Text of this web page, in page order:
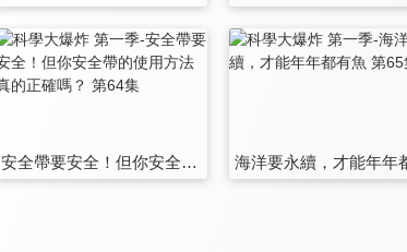
安全帶要安全！但你安全帶的使用方法真的正確嗎？ 第64集